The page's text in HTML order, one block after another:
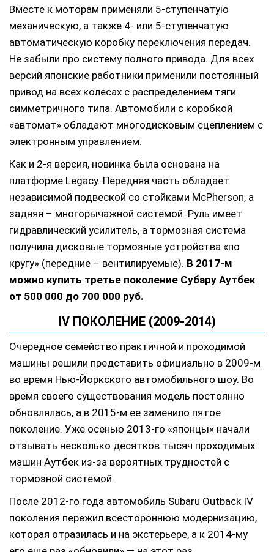
Вместе к моторам применяли 5-ступенчатую
механическую, а также 4- или 5-ступенчатую
автоматическую коробку переключения передач.
Не забыли про систему полного привода. Для всех
версий японские работники применили постоянный
привод на всех колесах с распределением тяги
симметричного типа. Автомобили с коробкой
«автомат» обладают многодисковым сцеплением с
электронным управлением.
Как и 2-я версия, новинка была основана на
платформе Legacy. Передняя часть обладает
независимой подвеской со стойками McPherson, а
задняя – многорычажной системой. Руль имеет
гидравлический усилитель, а тормозная система
получила дисковые тормозные устройства «по
кругу» (передние – вентилируемые). В 2017-м
можно купить третье поколение Субару Аутбек
от 500 000 до 700 000 руб.
IV ПОКОЛЕНИЕ (2009-2014)
Очередное семейство практичной и проходимой
машины решили представить официально в 2009-м
во время Нью-Йоркского автомобильного шоу. Во
время своего существования модель постоянно
обновлялась, а в 2015-м ее заменило пятое
поколение. Уже осенью 2013-го «японцы» начали
отзывать несколько десятков тысяч проходимых
машин Аутбек из-за вероятных трудностей с
тормозной системой.
После 2012-го года автомобиль Subaru Outback IV
поколения пережил всестороннюю модернизацию,
которая отразилась и на экстерьере, а к 2014-му